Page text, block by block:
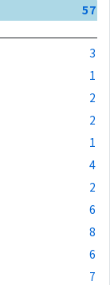
57
3
1
2
2
1
4
2
6
8
6
7